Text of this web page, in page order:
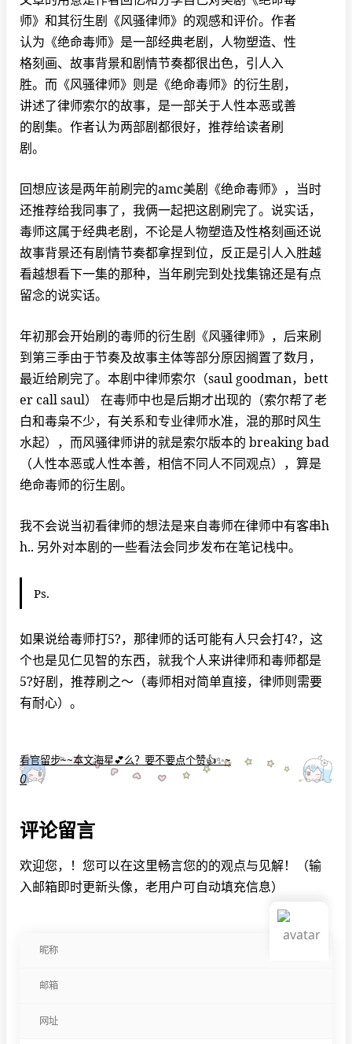
师》和其衍生剧《风骚律师》的观感和评价。作者
认为《绝命毒师》是一部经典老剧，人物塑造、性
格刻画、故事背景和剧情节奏都很出色，引人入
胜。而《风骚律师》则是《绝命毒师》的衍生剧，
讲述了律师索尔的故事，是一部关于人性本恶或善
的剧集。作者认为两部剧都很好，推荐给读者刷
剧。
回想应该是两年前刷完的amc美剧《绝命毒师》，当时
还推荐给我同事了，我俩一起把这剧刷完了。说实话，
毒师这属于经典老剧，不论是人物塑造及性格刻画还说
故事背景还有剧情节奏都拿捏到位，反正是引人入胜越
看越想看下一集的那种，当年刷完到处找集锦还是有点
留念的说实话。
年初那会开始刷的毒师的衍生剧《风骚律师》，后来刷
到第三季由于节奏及故事主体等部分原因搁置了数月，
最近给刷完了。本剧中律师索尔（saul goodman，bett
er call saul） 在毒师中也是后期才出现的（索尔帮了老
白和毒枭不少，有关系和专业律师水准，混的那时风生
水起），而风骚律师讲的就是索尔版本的 breaking bad
（人性本恶或人性本善，相信不同人不同观点），算是
绝命毒师的衍生剧。
我不会说当初看律师的想法是来自毒师在律师中有客串h
h.. 另外对本剧的一些看法会同步发布在笔记栈中。
Ps.
如果说给毒师打5?，那律师的话可能有人只会打4?，这
个也是见仁见智的东西，就我个人来讲律师和毒师都是
5?好剧，推荐刷之～（毒师相对简单直接，律师则需要
有耐心）。
看官留步~~本文海星💕么？要不要点个赞👍✨~
0
评论留言
欢迎您，！您可以在这里畅言您的的观点与见解！（输
入邮箱即时更新头像，老用户可自动填充信息）